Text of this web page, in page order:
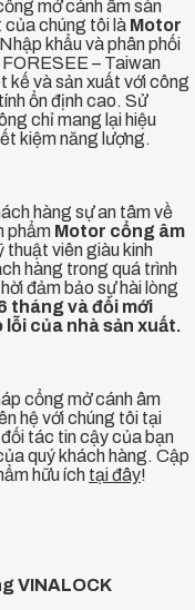
mở cánh âm sàn
của chúng tôi là Motor
Nhập khẩu và phân phối
– Taiwan
và sản xuất với công
ổn định cao. Sử
chỉ mang lại hiệu
kiệm năng lượng.
hàng sự an tâm về
phẩm Motor cổng âm
thuật viên giàu kinh
hàng trong quá trình
đảm bảo sự hài lòng
tháng và đổi mới
của nhà sản xuất.
cổng mở cánh âm
hệ với chúng tôi tại
tác tin cậy của bạn
quý khách hàng. Cập
hữu ích tại đây!
VINALOCK